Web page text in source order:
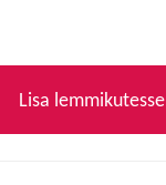
Lisa lemmikutesse